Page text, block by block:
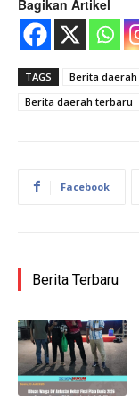
Bagikan Artikel
TAGS Berita daerah
Berita daerah terbaru
Facebook
Berita Terbaru